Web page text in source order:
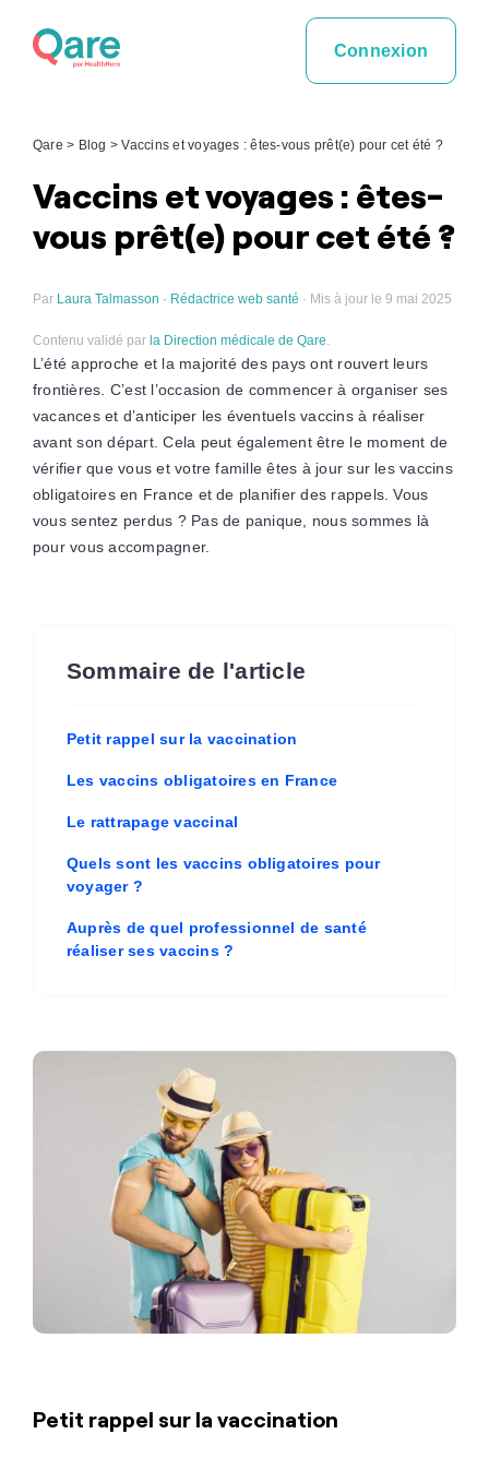
Connexion
Qare > Blog >Vaccins et voyages : êtes-vous prêt(e) pour cet été ?
Vaccins et voyages : êtes-
vous prêt(e) pour cet été ?
Par Laura Talmasson · Rédactrice web santé · Mis à jour le 9 mai 2025
Contenu validé par la Direction médicale de Qare.
L’été approche et la majorité des pays ont rouvert leurs
frontières. C’est l’occasion de commencer à organiser ses
vacances et d’anticiper les éventuels vaccins à réaliser
avant son départ. Cela peut également être le moment de
vérifier que vous et votre famille êtes à jour sur les vaccins
obligatoires en France et de planifier des rappels. Vous
vous sentez perdus ? Pas de panique, nous sommes là
pour vous accompagner.
Sommaire de l'article
Petit rappel sur la vaccination
Les vaccins obligatoires en France
Le rattrapage vaccinal
Quels sont les vaccins obligatoires pour
voyager ?
Auprès de quel professionnel de santé
réaliser ses vaccins ?
Petit rappel sur la vaccination